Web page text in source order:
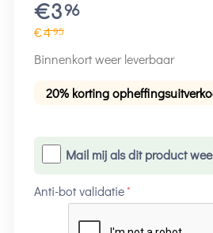
€396
€495
Binnenkort weer leverbaar
20% korting
Mail mij als dit product
Anti-bot validatie